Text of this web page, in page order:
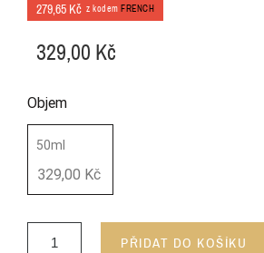
279,65 Kč z kodem FRENCH
329,00 Kč
Objem
50ml
329,00 Kč
PŘIDAT DO KOŠÍKU